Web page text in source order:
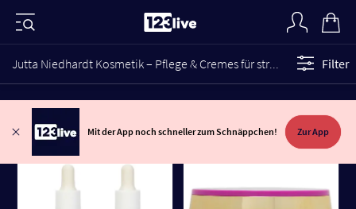
Jutta Niedhardt Kosmetik – Pflege & Cremes für strahlende Haut Filter
Mit der App noch schneller zum Schnäppchen! Zur App